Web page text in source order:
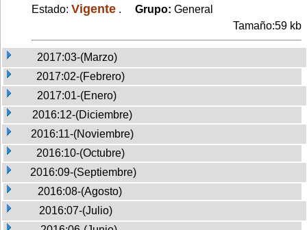
Estado: Vigente . Grupo: General
Tamaño:59 kb
2017:03-(Marzo)
2017:02-(Febrero)
2017:01-(Enero)
2016:12-(Diciembre)
2016:11-(Noviembre)
2016:10-(Octubre)
2016:09-(Septiembre)
2016:08-(Agosto)
2016:07-(Julio)